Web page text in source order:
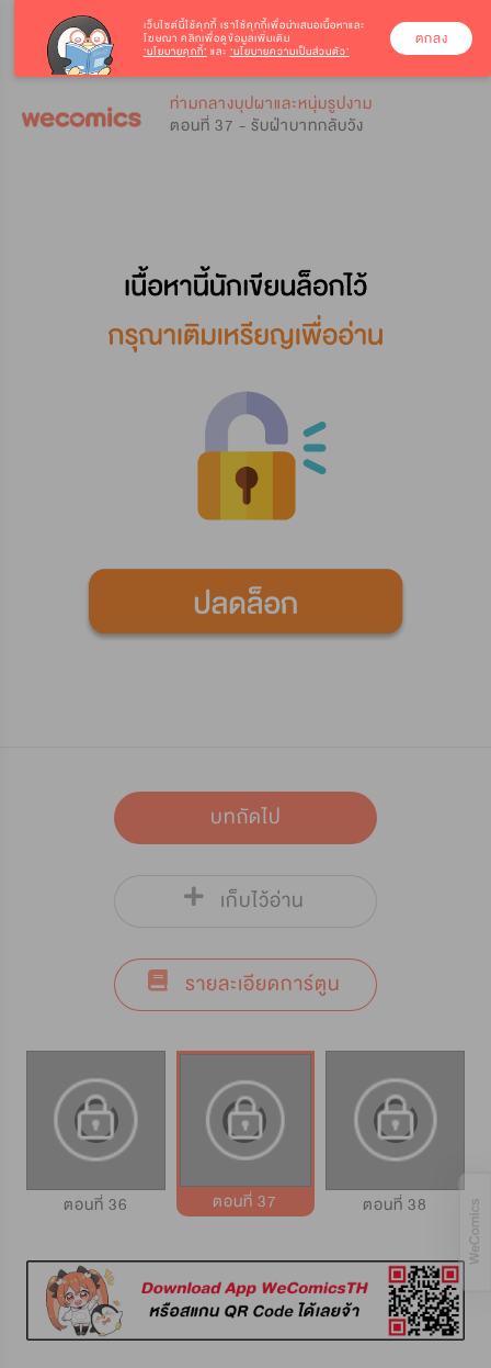
ท่ามกลางบุปผาและหนุ่มรูปงาม
ตอนที่ 37 - รับฝ่าบาทกลับวัง
บทถัดไป
เก็บไว้อ่าน
รายละเอียดการ์ตูน
ตอนที่ 36 ตอนที่ 37 ตอนที่ 38
เว็บไซต์นี้ใช้คุกกี้ เราใช้คุกกี้เพื่อนำเสนอเนื้อหาและ
โฆษณา คลิกเพื่อดูข้อมูลเพิ่มเติม
‘นโยบายคุกกี้’ และ ‘นโยบายความเป็นส่วนตัว’
ตกลง